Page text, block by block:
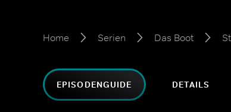
Home Serien Das Boot
EPISODENGUIDE DETAILS